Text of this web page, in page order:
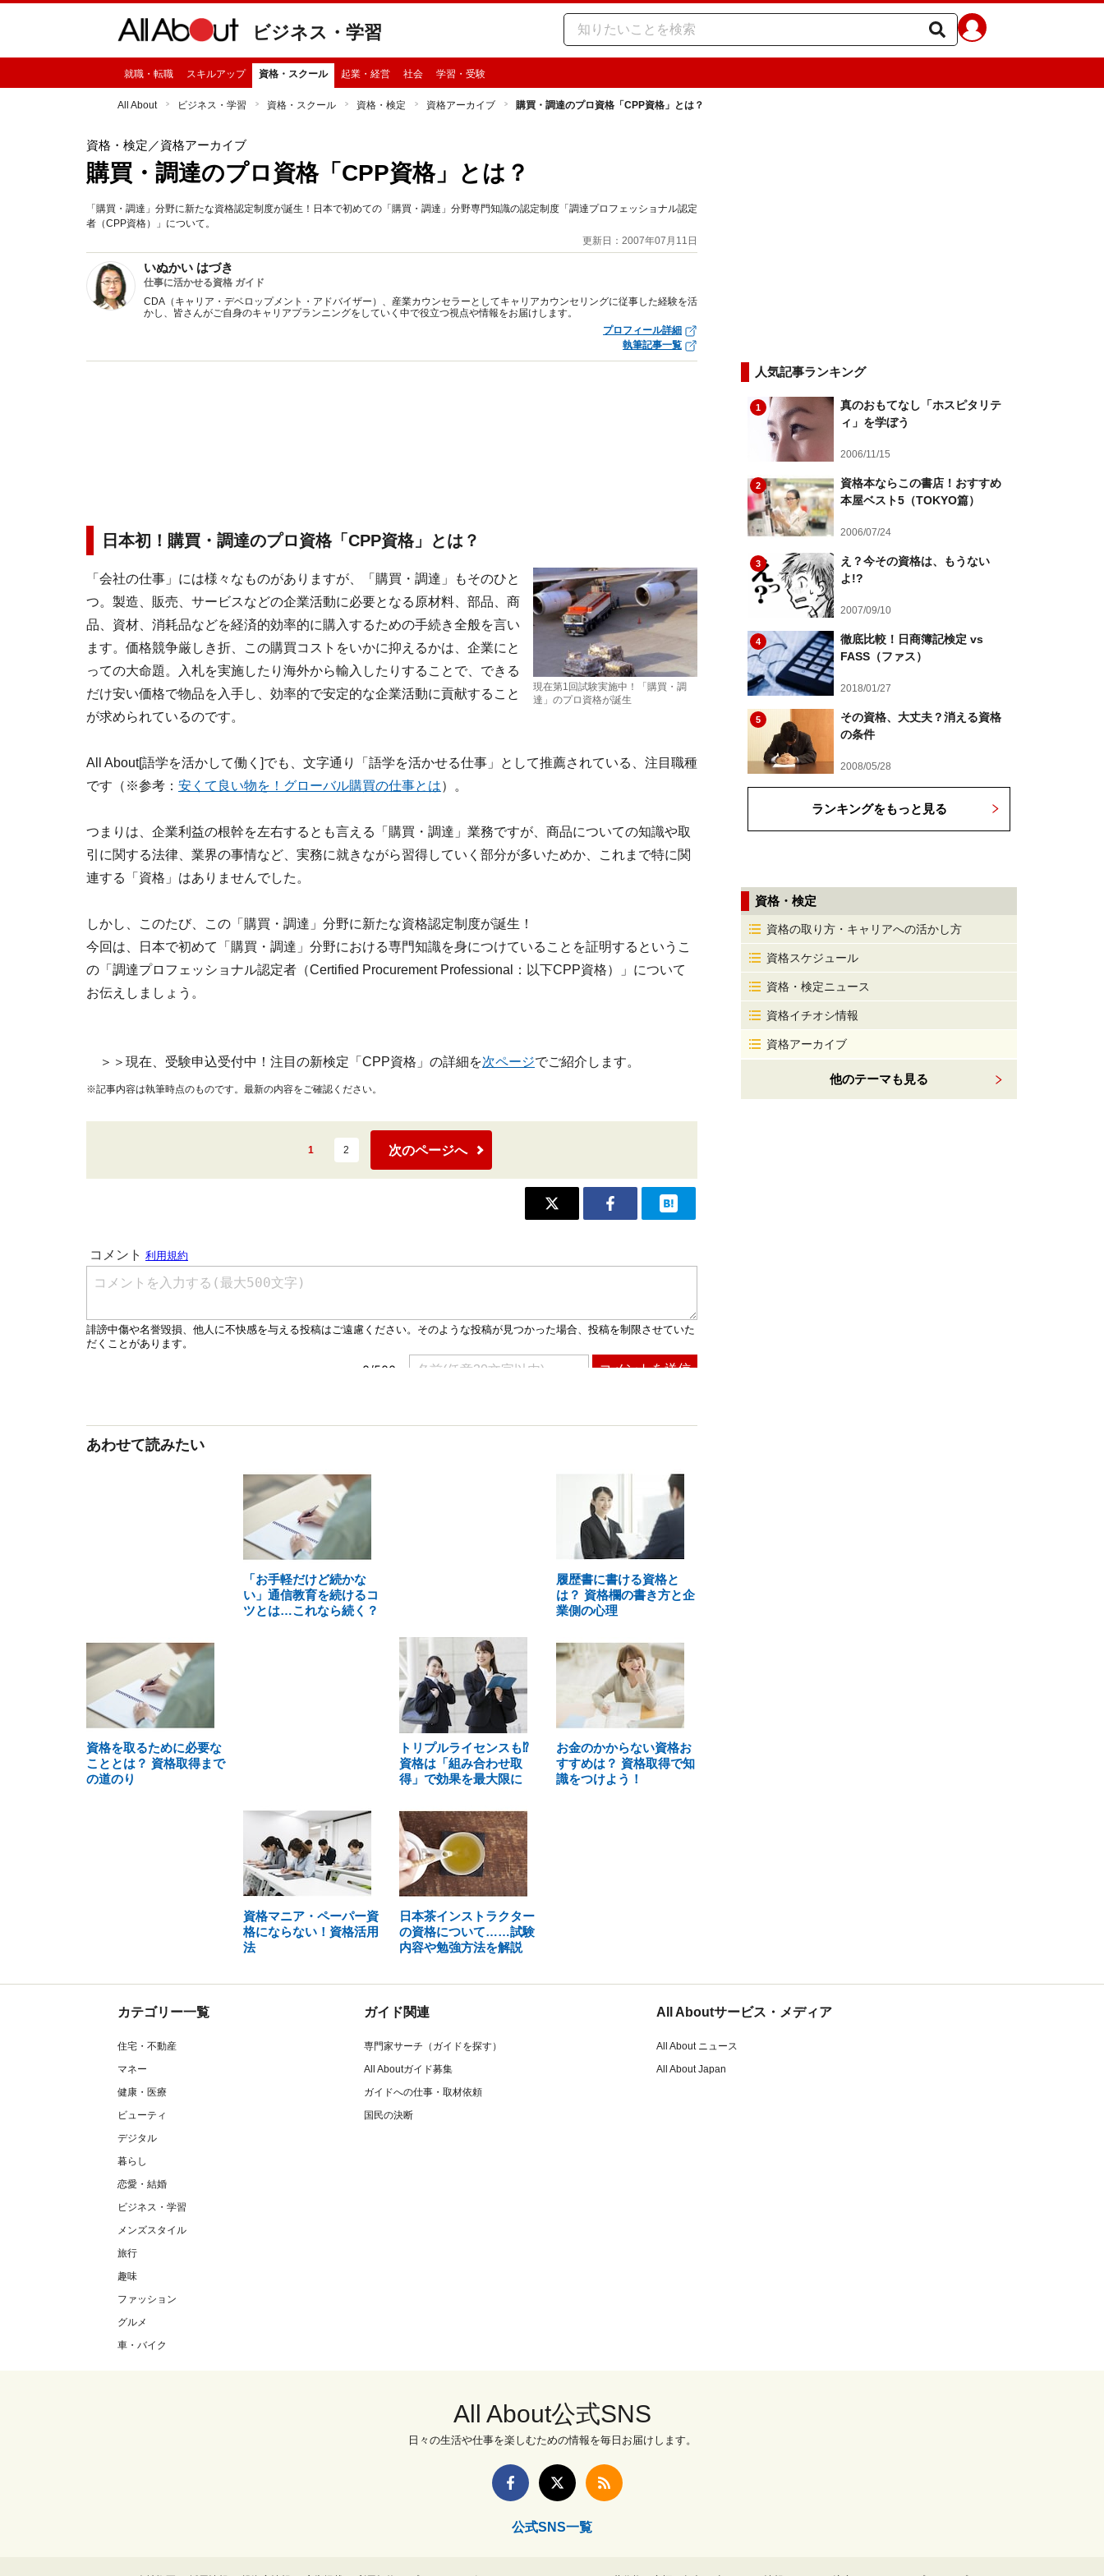
ビジネス・学習
就職・転職 スキルアップ 資格・スクール 起業・経営 社会 学習・受験
All About ビジネス・学習 資格・スクール 資格・検定 資格アーカイブ 購買・調達のプロ資格「CPP資格」とは？
資格・検定 ／資格アーカイブ
購買・調達のプロ資格「CPP資格」とは？
「購買・調達」分野に新たな資格認定制度が誕生！日本で初めての「購買・調達」分野専門知識の認定制度「調達プロフェッショナル認定
者（CPP資格）」について。
更新日：2007年07月11日
いぬかい はづき
仕事に活かせる資格 ガイド
CDA（キャリア・デベロップメント・アドバイザー）、産業カウンセラーとしてキャリアカウンセリングに従事した経験を活
かし、皆さんがご自身のキャリアプランニングをしていく中で役立つ視点や情報をお届けします。
プロフィール詳細
執筆記事一覧
日本初！購買・調達のプロ資格「CPP資格」とは？
現在第1回試験実施中！「購買・調
達」のプロ資格が誕生
「会社の仕事」には様々なものがありますが、「購買・調達」もそのひと
つ。製造、販売、サービスなどの企業活動に必要となる原材料、部品、商
品、資材、消耗品などを経済的効率的に購入するための手続き全般を言い
ます。価格競争厳しき折、この購買コストをいかに抑えるかは、企業にと
っての大命題。入札を実施したり海外から輸入したりすることで、できる
だけ安い価格で物品を入手し、効率的で安定的な企業活動に貢献すること
が求められているのです。
All About[語学を活かして働く]でも、文字通り「語学を活かせる仕事」として推薦されている、注目職種
です（※参考： 安くて良い物を！グローバル購買の仕事とは）。
つまりは、企業利益の根幹を左右するとも言える「購買・調達」業務ですが、商品についての知識や取
引に関する法律、業界の事情など、実務に就きながら習得していく部分が多いためか、これまで特に関
連する「資格」はありませんでした。
しかし、このたび、この「購買・調達」分野に新たな資格認定制度が誕生！
今回は、日本で初めて「購買・調達」分野における専門知識を身につけていることを証明するというこ
の「調達プロフェッショナル認定者（Certified Procurement Professional：以下CPP資格）」について
お伝えしましょう。
＞＞現在、受験申込受付中！注目の新検定「CPP資格」の詳細を次ページでご紹介します。
※記事内容は執筆時点のものです。最新の内容をご確認ください。
1 2 次のページへ
あわせて読みたい
「お手軽だけど続かな
い」通信教育を続けるコ
ツとは…これなら続く？
履歴書に書ける資格と
は？ 資格欄の書き方と企
業側の心理
資格を取るために必要な
こととは？ 資格取得まで
の道のり
トリプルライセンスも⁉
資格は「組み合わせ取
得」で効果を最大限に
お金のかからない資格お
すすめは？ 資格取得で知
識をつけよう！
資格マニア・ペーパー資
格にならない！資格活用
法
日本茶インストラクター
の資格について……試験
内容や勉強方法を解説
人気記事ランキング
1
真のおもてなし「ホスピタリテ
ィ」を学ぼう
2006/11/15
2
資格本ならこの書店！おすすめ
本屋ベスト5（TOKYO篇）
2006/07/24
3
え？今その資格は、もうない
よ!?
2007/09/10
4
徹底比較！日商簿記検定 vs
FASS（ファス）
2018/01/27
5
その資格、大丈夫？消える資格
の条件
2008/05/28
ランキングをもっと見る
資格・検定
資格の取り方・キャリアへの活かし方
資格スケジュール
資格・検定ニュース
資格イチオシ情報
資格アーカイブ
他のテーマも見る
カテゴリー一覧
住宅・不動産
マネー
健康・医療
ビューティ
デジタル
暮らし
恋愛・結婚
ビジネス・学習
メンズスタイル
旅行
趣味
ファッション
グルメ
車・バイク
ガイド関連
専門家サーチ（ガイドを探す）
All Aboutガイド募集
ガイドへの仕事・取材依頼
国民の決断
All Aboutサービス・メディア
All About ニュース
All About Japan
All About公式SNS
日々の生活や仕事を楽しむための情報を毎日お届けします。
公式SNS一覧